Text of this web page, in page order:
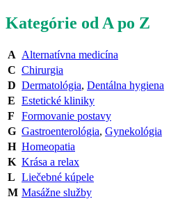
Kategórie od A po Z
A Alternatívna medicína
C Chirurgia
D Dermatológia, Dentálna hygiena
E Estetické kliniky
F
Formovanie postavy
G Gastroenterológia, Gynekológia
H Homeopatia
K Krása a relax
L Liečebné kúpele
M Masážne služby